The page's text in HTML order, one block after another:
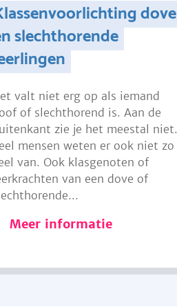
dove
slechthorende
valt niet erg op als iemand
of slechthorend is. Aan de
zie je het meestal niet.
mensen weten er ook niet zo
van. Ook klasgenoten of
van een dove of
Meer informatie